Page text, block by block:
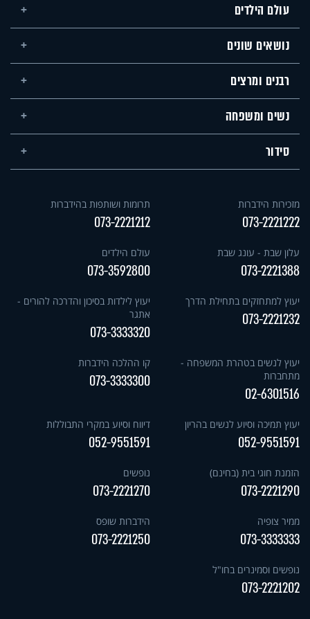
עולם הילדים
נושאים שונים
רבנים ומרצים
נשים ומשפחה
סידור
מזכירות הידברות
073-2221222
תרומות ושותפות בהידברות
073-2221212
עלון שבת - עונג שבת
073-2221388
עולם הילדים
073-3592800
יעוץ למתחזקים בתחילת הדרך
073-2221232
יעוץ לילדות בסיכון והדרכה להורים -
אתגר
073-3333320
יעוץ לנשים בטהרת המשפחה -
מתחברות
02-6301516
קו ההלכה הידברות
073-3333300
יעוץ תמיכה וסיוע לנשים בהריון
052-9551591
דיווח וסיוע במקרי התבוללות
052-9551591
הזמנת חוגי בית (בחינם)
073-2221290
נופשים
073-2221270
ממיר צופיה
073-3333333
הידברות שופס
073-2221250
נופשים וסמינרים בחו"ל
073-2221202